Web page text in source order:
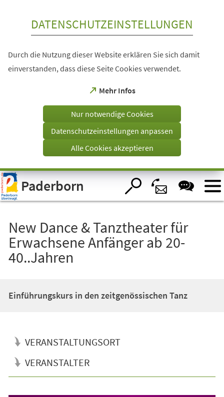
Visuelle
Assistenzsoftware
öffnen.
DATENSCHUTZEINSTELLUNGEN
Durch die Nutzung dieser Website erklären Sie sich damit
einverstanden, dass diese Seite Cookies verwendet.
Mehr Infos
(Öffnet
einem
Tab)
Nur notwendige Cookies
Datenschutzeinstellungen anpassen
Alle Cookies akzeptieren
Paderborn
New Dance & Tanztheater für
Erwachsene Anfänger ab 20-
40..Jahren
Einführungskurs in den zeitgenössischen Tanz
VERANSTALTUNGSORT
VERANSTALTER